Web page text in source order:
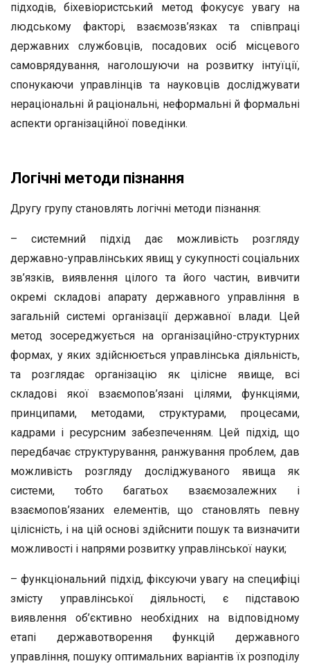
підходів, біхевіористський метод фокусує увагу на
людському факторі, взаємозв’язках та співпраці
державних службовців, посадових осіб місцевого
самоврядування, наголошуючи на розвитку інтуїції,
спонукаючи управлінців та науковців досліджувати
нераціональні й раціональні, неформальні й формальні
аспекти організаційної поведінки.
Логічні методи пізнання
Другу групу становлять логічні методи пізнання:
– системний підхід дає можливість розгляду
державно-управлінських явищ у сукупності соціальних
зв’язків, виявлення цілого та його частин, вивчити
окремі складові апарату державного управління в
загальній системі організації державної влади. Цей
метод зосереджується на організаційно-структурних
формах, у яких здійснюється управлінська діяльність,
та розглядає організацію як цілісне явище, всі
складові якої взаємопов’язані цілями, функціями,
принципами, методами, структурами, процесами,
кадрами і ресурсним забезпеченням. Цей підхід, що
передбачає структурування, ранжування проблем, дав
можливість розгляду досліджуваного явища як
системи, тобто багатьох взаємозалежних і
взаємопов’язаних елементів, що становлять певну
цілісність, і на цій основі здійснити пошук та визначити
можливості і напрями розвитку управлінської науки;
– функціональний підхід, фіксуючи увагу на специфіці
змісту управлінської діяльності, є підставою
виявлення об’єктивно необхідних на відповідному
етапі державотворення функцій державного
управління, пошуку оптимальних варіантів їх розподілу